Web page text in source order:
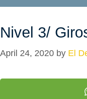
Nivel 3/
April 24, 2020 by El